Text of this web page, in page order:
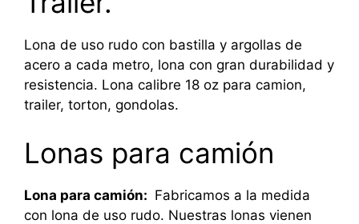
Lona de uso rudo con bastilla y argollas de
acero a cada metro, lona con gran durabilidad y
resistencia. Lona calibre 18 oz para camion,
trailer, torton, gondolas.
Lonas para camión
Lona para camión: Fabricamos a la medida
con lona de uso rudo. Nuestras lonas vienen